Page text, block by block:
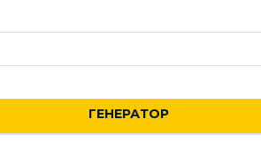
ГЕНЕРАТОР